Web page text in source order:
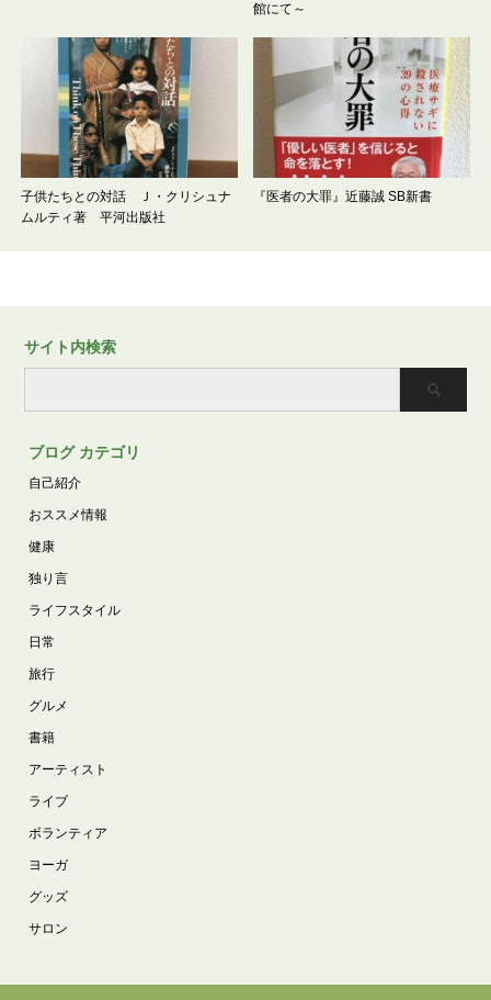
館にて～
子供たちとの対話 Ｊ・クリシュナ
ムルティ著 平河出版社
『医者の大罪』近藤誠 SB新書
サイト内検索
ブログ カテゴリ
自己紹介
おススメ情報
健康
独り言
ライフスタイル
日常
旅行
グルメ
書籍
アーティスト
ライブ
ボランティア
ヨーガ
グッズ
サロン